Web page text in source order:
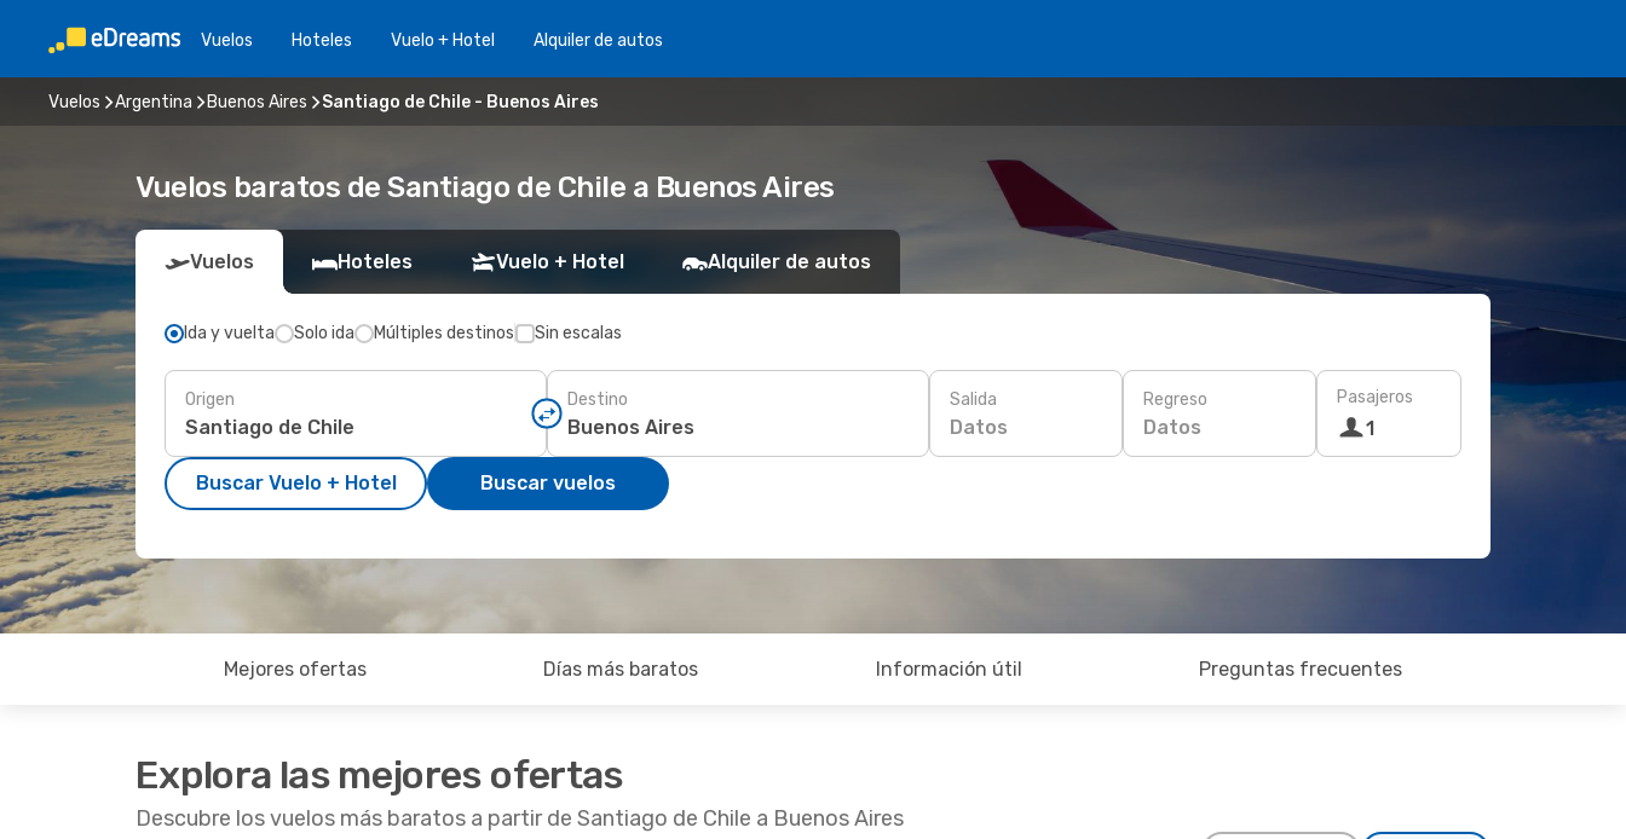
Vuelos Hoteles Vuelo + Hotel Alquiler de autos
Vuelos Argentina Buenos Aires Santiago de Chile - Buenos Aires
Vuelos baratos de Santiago de Chile a Buenos Aires
Vuelos Hoteles Vuelo + Hotel Alquiler de autos
Ida y vuelta Solo ida Múltiples destinos Sin escalas
Origen Destino Salida
Datos
Regreso
Datos
Pasajeros
1
Buscar Vuelo + Hotel Buscar vuelos
Mejores ofertas Días más baratos Información útil Preguntas frecuentes
Explora las mejores ofertas
Descubre los vuelos más baratos a partir de Santiago de Chile a Buenos Aires